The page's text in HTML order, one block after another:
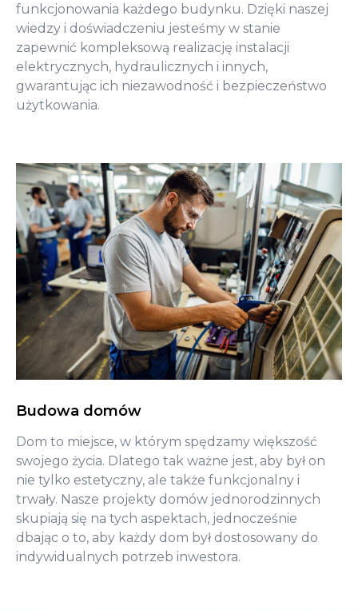
funkcjonowania każdego budynku. Dzięki naszej
wiedzy i doświadczeniu jesteśmy w stanie
zapewnić kompleksową realizację instalacji
elektrycznych, hydraulicznych i innych,
gwarantując ich niezawodność i bezpieczeństwo
użytkowania.
Budowa domów
Dom to miejsce, w którym spędzamy większość
swojego życia. Dlatego tak ważne jest, aby był on
nie tylko estetyczny, ale także funkcjonalny i
trwały. Nasze projekty domów jednorodzinnych
skupiają się na tych aspektach, jednocześnie
dbając o to, aby każdy dom był dostosowany do
indywidualnych potrzeb inwestora.